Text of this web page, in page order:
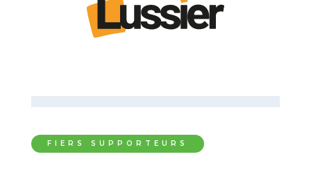
FIERS SUPPORTEURS